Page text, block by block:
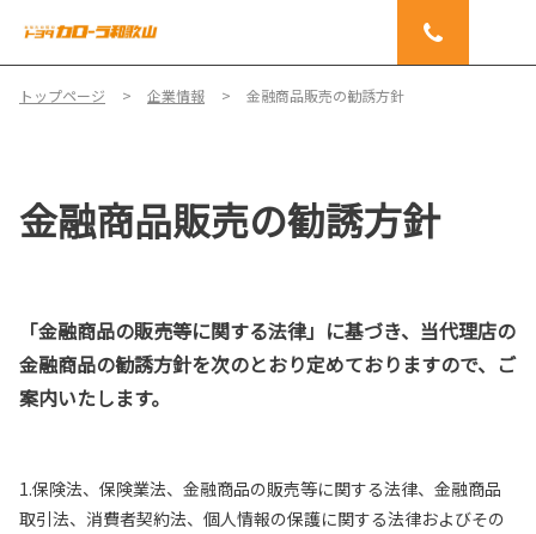
トップページ 企業情報 金融商品販売の勧誘方針
金融商品販売の勧誘方針
「金融商品の販売等に関する法律」に基づき、当代理店の
金融商品の勧誘方針を次のとおり定めておりますので、ご
案内いたします。
1.保険法、保険業法、金融商品の販売等に関する法律、金融商品
取引法、消費者契約法、個人情報の保護に関する法律およびその